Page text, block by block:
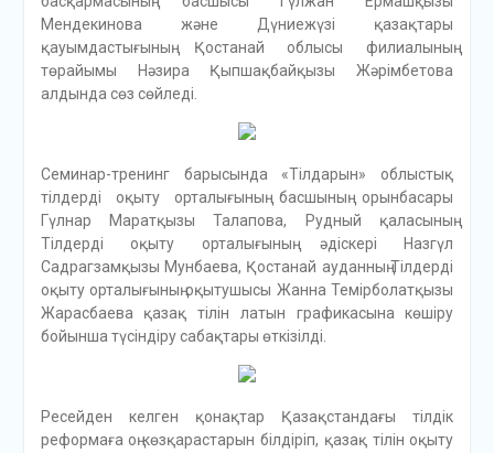
Мендекинова және Дүниежүзі қазақтары
қауымдастығының Қостанай облысы филиалының
төрайымы Нәзира Қыпшақбайқызы Жәрімбетова
алдында сөз сөйледі.
Семинар-тренинг барысында «Тілдарын» облыстық
тілдерді оқыту орталығының басшының орынбасары
Гүлнар Маратқызы Талапова, Рудный қаласының
Тілдерді оқыту орталығының әдіскері Назгүл
Садрагзамқызы Мунбаева, Қостанай ауданның Тілдерді
оқыту орталығының оқытушысы Жанна Темірболатқызы
Жарасбаева қазақ тілін латын графикасына көшіру
бойынша түсіндіру сабақтары өткізілді.
Ресейден келген қонақтар Қазақстандағы тілдік
реформаға оң көзқарастарын білдіріп, қазақ тілін оқыту